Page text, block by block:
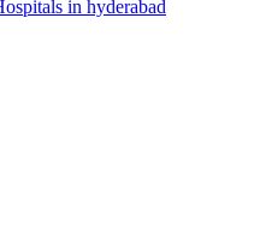
in hyderabad